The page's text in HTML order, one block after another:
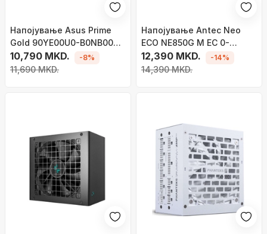
Напојување Asus Prime
Gold 90YE00U0-B0NB00
ATX 3.0, 850W
10,790 MKD.
11,690 MKD.
-8%
Напојување Antec Neo
ECO NE850G M EC 0-
761345-11763-0 ATX, 850W
12,390 MKD.
14,390 MKD.
-14%